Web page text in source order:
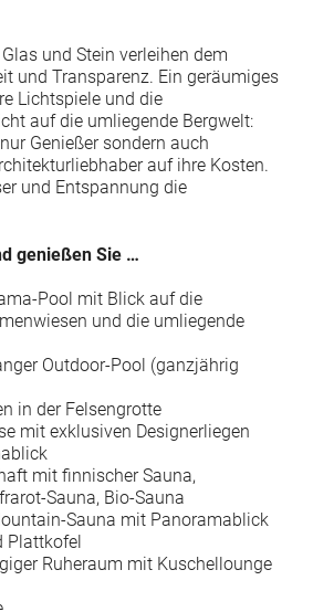
und Stein verleihen dem
und Transparenz. Ein geräumiges
Lichtspiele und die
auf die umliegende Bergwelt:
Genießer sondern auch
auf ihre Kosten.
und Entspannung die
genießen Sie …
Pool mit Blick auf die
und die umliegende
Outdoor-Pool (ganzjährig
in der Felsengrotte
mit exklusiven Designerliegen
mit finnischer Sauna,
Sauna, Bio-Sauna
Sauna mit Panoramablick
Plattkofel
Ruheraum mit Kuschellounge